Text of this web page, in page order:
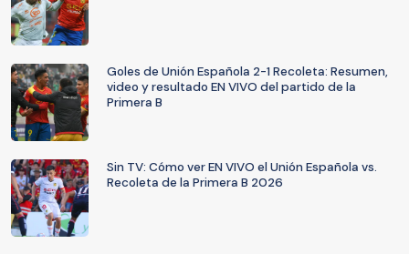
Goles de Unión Española 2-1 Recoleta: Resumen,
video y resultado EN VIVO del partido de la
Primera B
Sin TV: Cómo ver EN VIVO el Unión Española vs.
Recoleta de la Primera B 2026